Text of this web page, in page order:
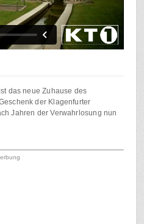
das neue Zuhause des
der Klagenfurter
Jahren der Verwahrlosung nun